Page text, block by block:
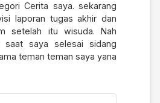
Cerita saya. sekarang
laporan tugas akhir dan
setelah itu wisuda. Nah
saya selesai sidang
teman teman saya yana